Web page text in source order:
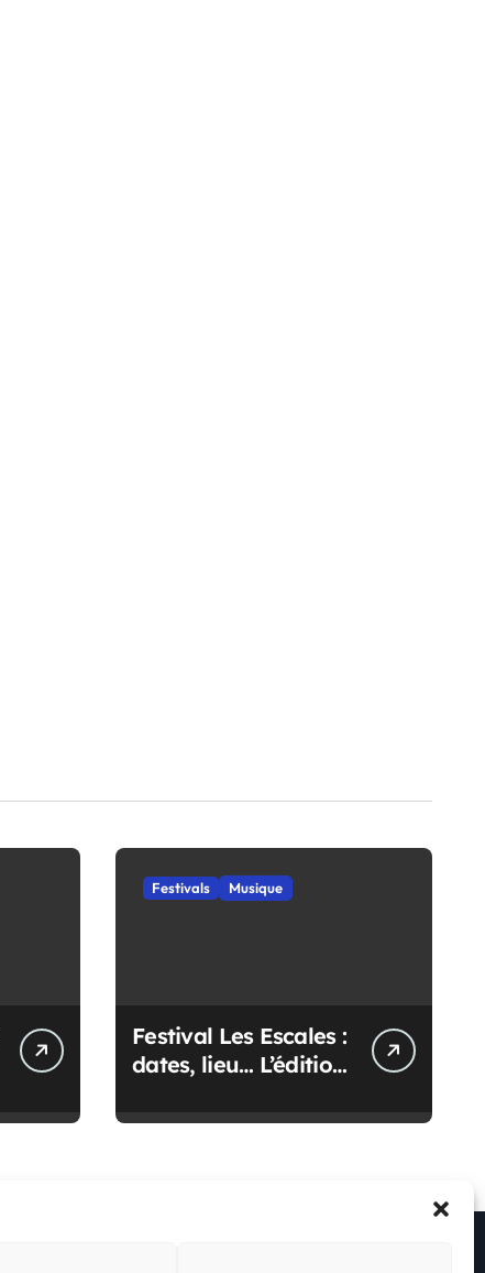
Festivals Musique
Festival Les Escales :
dates, lieu… L’édition